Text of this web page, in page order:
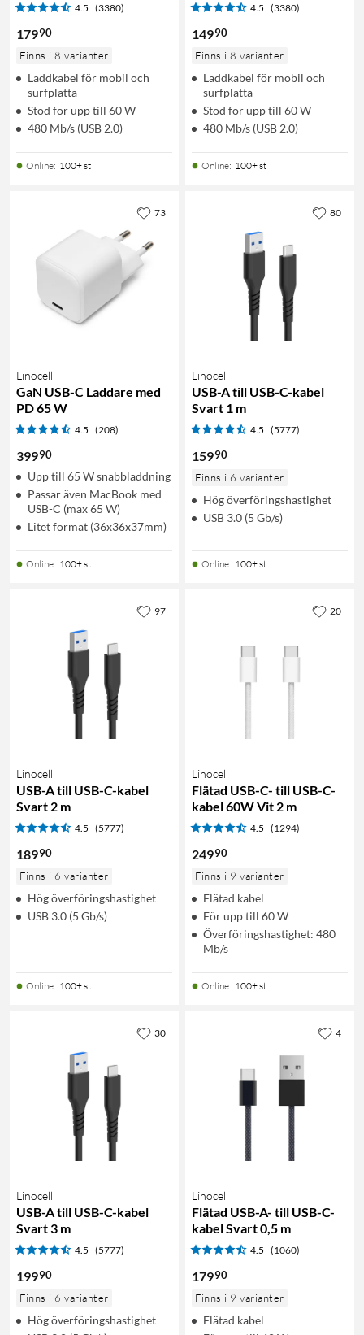
4.5 (3380)
17990
Finns i 8 varianter
Laddkabel för mobil och
surfplatta
Stöd för upp till 60 W
480 Mb/s (USB 2.0)
Online: 100+ st
4.5 (3380)
14990
Finns i 8 varianter
Laddkabel för mobil och
surfplatta
Stöd för upp till 60 W
480 Mb/s (USB 2.0)
Online: 100+ st
Linocell
GaN USB-C Laddare med
PD 65 W
4.5 (208)
39990
Upp till 65 W snabbladdning
Passar även MacBook med
USB-C (max 65 W)
Litet format (36x36x37mm)
Online: 100+ st
73
Linocell
USB-A till USB-C-kabel
Svart 1 m
4.5 (5777)
15990
Finns i 6 varianter
Hög överföringshastighet
USB 3.0 (5 Gb/s)
Online: 100+ st
80
Linocell
USB-A till USB-C-kabel
Svart 2 m
4.5 (5777)
18990
Finns i 6 varianter
Hög överföringshastighet
USB 3.0 (5 Gb/s)
Online: 100+ st
97
Linocell
Flätad USB-C- till USB-C-
kabel 60W Vit 2 m
4.5 (1294)
24990
Finns i 9 varianter
Flätad kabel
För upp till 60 W
Överföringshastighet: 480
Mb/s
Online: 100+ st
20
Linocell
USB-A till USB-C-kabel
Svart 3 m
4.5 (5777)
19990
Finns i 6 varianter
Hög överföringshastighet
30
Linocell
Flätad USB-A- till USB-C-
kabel Svart 0,5 m
4.5 (1060)
17990
Finns i 9 varianter
Flätad kabel
4